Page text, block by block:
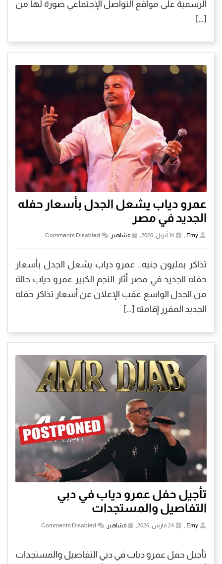
الرسمية على مواقع التواصل الإجتماعي صورة لها من
[…]
عمرو دياب يشعل الجدل بأسعار حفله
الجديد في مصر
Emy
, مشاهير ,
Comments Disabled
تذاكر بمليون جنيه.. عمرو دياب يشعل الجدل بأسعار
حفله الجديد في مصر أثار النجم الكبير عمرو دياب حالة
من الجدل الواسع عقب الإعلان عن أسعار تذاكر حفله
الجديد المقرر إقامته […]
تأجيل حفل عمرو دياب في دبي
التفاصيل والمستجدات
Emy
, مشاهير ,
Comments Disabled
تأجيل حفل عمرو دياب في دبي التفاصيل والمستجدات